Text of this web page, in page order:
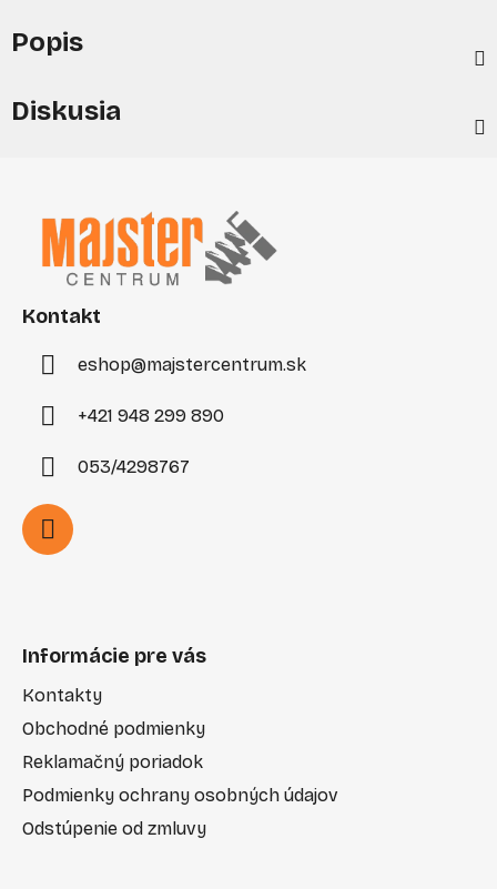
Popis
Diskusia
Kontakt
eshop@majstercentrum.sk
+421 948 299 890
053/4298767
Informácie pre vás
Kontakty
Obchodné podmienky
Reklamačný poriadok
Podmienky ochrany osobných údajov
Odstúpenie od zmluvy